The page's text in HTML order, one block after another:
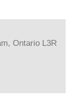
Ontario L3R